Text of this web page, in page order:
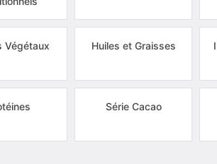
Végétaux Huiles et Graisses
Série Cacao